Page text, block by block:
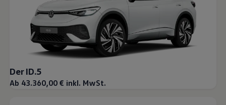
Der ID.5
Ab 43.360,00 € inkl. MwSt.